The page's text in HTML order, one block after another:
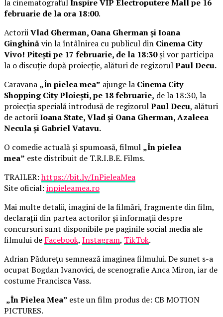
la cinematografulInspire VIP Electroputere Mall pe 16
februarie de la ora 18:00.
ActoriiVlad Gherman, Oana Gherman și Ioana
Ginghinăvin la întâlnirea cu publicul din Cinema City
Vivo! Pitești pe 17 februarie, de la 18:30și vor participa
la o discuție după proiecție, alături de regizorulPaul Decu.
Caravana „În pielea mea” ajunge la Cinema City
Shopping City Ploiești, pe 18 februarie, de la 18:30, la
proiecția specială introdusă de regizorulPaul Decu, alături
de actoriiIoana State, Vlad și Oana Gherman, Azaleea
Necula și Gabriel Vatavu.
O comedie actuală și spumoasă, filmul „În pielea
mea” este distribuit de T.R.I.B.E. Films.
TRAILER:https://bit.ly/InPieleaMea
Site oficial: inpieleamea.ro
Mai multe detalii, imagini de la filmări, fragmente din film,
declarații din partea actorilor și informații despre
concursuri sunt disponibile pe paginile social media ale
filmului de Facebook, Instagram, TikTok.
Adrian Pădurețu semnează imaginea filmului. De sunet s-a
ocupat Bogdan Ivanovici, de scenografie Anca Miron, iar de
costume Francisca Vass.
„În Pielea Mea” este un film produs de: CB MOTION
PICTURES.